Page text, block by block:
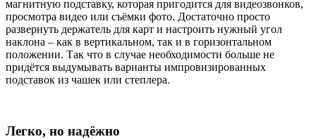
магнитную подставку, которая пригодится для видеозвонков,
просмотра видео или съёмки фото. Достаточно просто
развернуть держатель для карт и настроить нужный угол
наклона – как в вертикальном, так и в горизонтальном
положении. Так что в случае необходимости больше не
придётся выдумывать варианты импровизированных
подставок из чашек или степлера.
Легко, но надёжно